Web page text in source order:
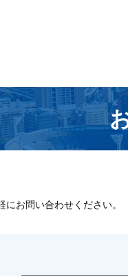
お問い合わせください。